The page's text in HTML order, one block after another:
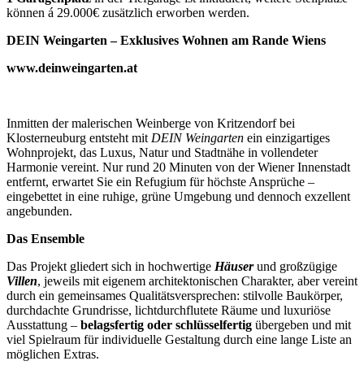
können á 29.000€ zusätzlich erworben werden.
DEIN Weingarten – Exklusives Wohnen am Rande Wiens
www.deinweingarten.at
Inmitten der malerischen Weinberge von Kritzendorf bei
Klosterneuburg entsteht mit DEIN Weingarten ein einzigartiges
Wohnprojekt, das Luxus, Natur und Stadtnähe in vollendeter
Harmonie vereint. Nur rund 20 Minuten von der Wiener Innenstadt
entfernt, erwartet Sie ein Refugium für höchste Ansprüche –
eingebettet in eine ruhige, grüne Umgebung und dennoch exzellent
angebunden.
Das Ensemble
Das Projekt gliedert sich in hochwertige Häuser und großzügige
Villen, jeweils mit eigenem architektonischen Charakter, aber vereint
durch ein gemeinsames Qualitätsversprechen: stilvolle Baukörper,
durchdachte Grundrisse, lichtdurchflutete Räume und luxuriöse
Ausstattung – belagsfertig oder schlüsselfertig übergeben und mit
viel Spielraum für individuelle Gestaltung durch eine lange Liste an
möglichen Extras.